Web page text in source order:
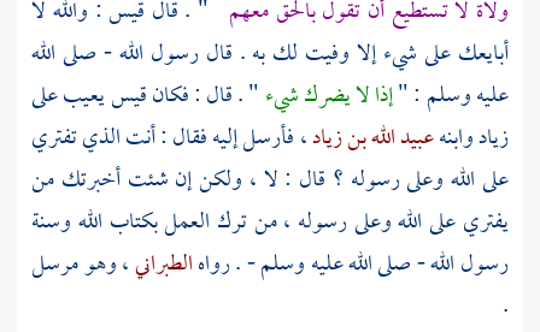
ولاة لا تستطيع أن تقول بالحق معهم " . قال قيس: والله لا
أبايعك على شيء إلا وفيت لك به . قال رسول الله - صلى الله
عليه وسلم : "إذا لا يضرك شيء" . قال : فكانقيسيعيب على
زيادوابنهعبيد الله بن زياد، فأرسل إليه فقال : أنت الذي تفتري
على الله وعلى رسوله ؟ قال : لا ، ولكن إن شئت أخبرتك من
يفتري على الله وعلى رسوله ، من ترك العمل بكتاب الله وسنة
رسول الله - صلى الله عليه وسلم - . رواهالطبراني، وهو مرسل
.